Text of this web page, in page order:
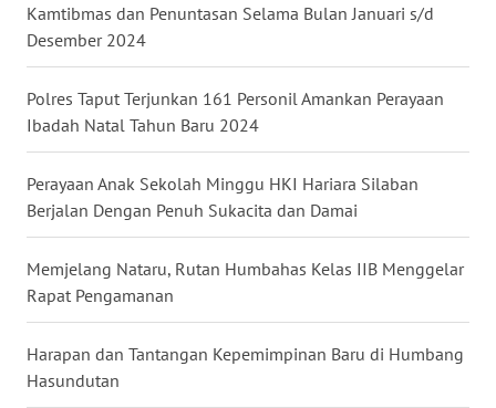
Kamtibmas dan Penuntasan Selama Bulan Januari s/d
Desember 2024
Polres Taput Terjunkan 161 Personil Amankan Perayaan
Ibadah Natal Tahun Baru 2024
Perayaan Anak Sekolah Minggu HKI Hariara Silaban
Berjalan Dengan Penuh Sukacita dan Damai
Memjelang Nataru, Rutan Humbahas Kelas IIB Menggelar
Rapat Pengamanan
Harapan dan Tantangan Kepemimpinan Baru di Humbang
Hasundutan
WN
NIAS
WN
LANGKAT
WN
TAPANULI
LESUNG